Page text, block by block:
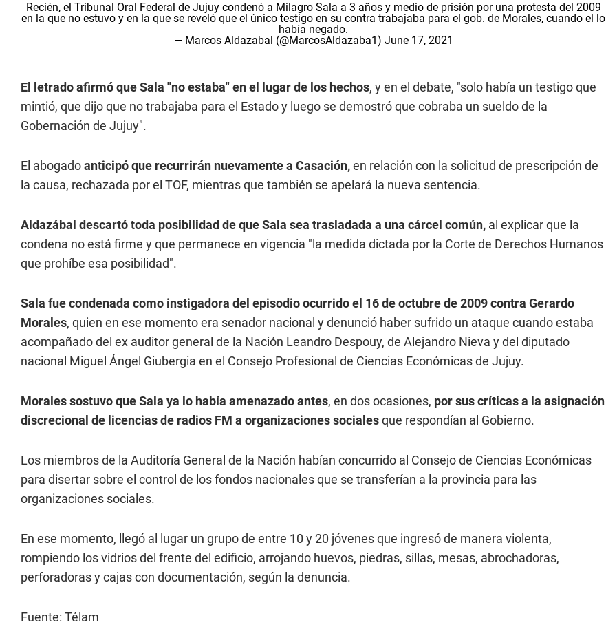
Recién, el Tribunal Oral Federal de Jujuy condenó a Milagro Sala a 3 años y medio de prisión por una protesta del 2009
en la que no estuvo y en la que se reveló que el único testigo en su contra trabajaba para el gob. de Morales, cuando el lo
había negado.
— Marcos Aldazabal (@MarcosAldazaba1) June 17, 2021
El letrado afirmó que Sala "no estaba" en el lugar de los hechos, y en el debate, "solo había un testigo que
mintió, que dijo que no trabajaba para el Estado y luego se demostró que cobraba un sueldo de la
Gobernación de Jujuy".
El abogadoanticipó que recurrirán nuevamente a Casación,en relación con la solicitud de prescripción de
la causa, rechazada por el TOF, mientras que también se apelará la nueva sentencia.
Aldazábal descartó toda posibilidad de que Sala sea trasladada a una cárcel común, al explicar que la
condena no está firme y que permanece en vigencia "la medida dictada por la Corte de Derechos Humanos
que prohíbe esa posibilidad".
Sala fue condenada como instigadora del episodio ocurrido el 16 de octubre de 2009 contra Gerardo
Morales, quien en ese momento era senador nacional y denunció haber sufrido un ataque cuando estaba
acompañado del ex auditor general de la Nación Leandro Despouy, de Alejandro Nieva y del diputado
nacional Miguel Ángel Giubergia en el Consejo Profesional de Ciencias Económicas de Jujuy.
Morales sostuvo que Sala ya lo había amenazado antes, en dos ocasiones, por sus críticas a la asignación
discrecional de licencias de radios FM a organizaciones socialesque respondían al Gobierno.
Los miembros de la Auditoría General de la Nación habían concurrido al Consejo de Ciencias Económicas
para disertar sobre el control de los fondos nacionales que se transferían a la provincia para las
organizaciones sociales.
En ese momento, llegó al lugar un grupo de entre 10 y 20 jóvenes que ingresó de manera violenta,
rompiendo los vidrios del frente del edificio, arrojando huevos, piedras, sillas, mesas, abrochadoras,
perforadoras y cajas con documentación, según la denuncia.
Fuente: Télam